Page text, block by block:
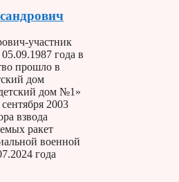
участник
года в
прошло в
дом
дом №1»
2003
взвода
ракет
военной
года